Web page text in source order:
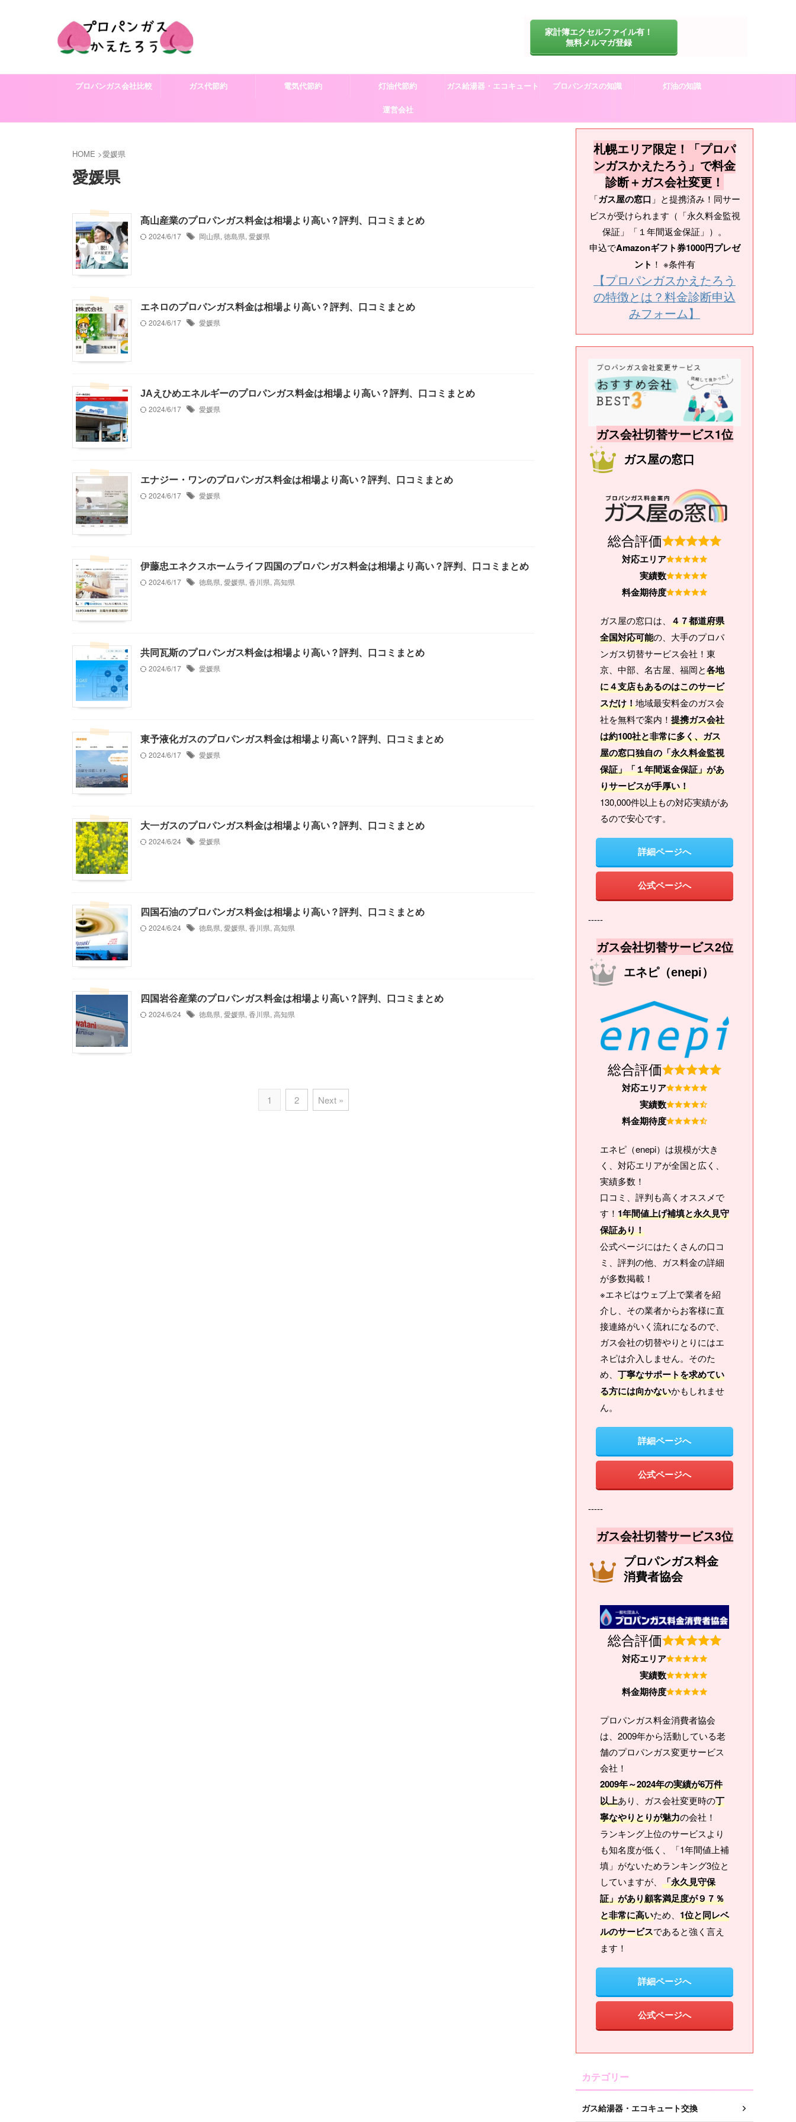
家計簿エクセルファイル有！
無料メルマガ登録
プロパンガス会社比較 ガス代節約 電気代節約 灯油代節約 ガス給湯器・エコキュート プロパンガスの知識 灯油の知識
運営会社
HOME >愛媛県
愛媛県
髙山産業のプロパンガス料金は相場より高い？評判、口コミまとめ
2024/6/17
岡山県, 徳島県, 愛媛県
エネロのプロパンガス料金は相場より高い？評判、口コミまとめ
2024/6/17
愛媛県
JAえひめエネルギーのプロパンガス料金は相場より高い？評判、口コミまとめ
2024/6/17
愛媛県
エナジー・ワンのプロパンガス料金は相場より高い？評判、口コミまとめ
2024/6/17
愛媛県
伊藤忠エネクスホームライフ四国のプロパンガス料金は相場より高い？評判、口コミまとめ
2024/6/17
徳島県, 愛媛県, 香川県, 高知県
共同瓦斯のプロパンガス料金は相場より高い？評判、口コミまとめ
2024/6/17
愛媛県
東予液化ガスのプロパンガス料金は相場より高い？評判、口コミまとめ
2024/6/17
愛媛県
大一ガスのプロパンガス料金は相場より高い？評判、口コミまとめ
2024/6/24
愛媛県
四国石油のプロパンガス料金は相場より高い？評判、口コミまとめ
2024/6/24
徳島県, 愛媛県, 香川県, 高知県
四国岩谷産業のプロパンガス料金は相場より高い？評判、口コミまとめ
2024/6/24
徳島県, 愛媛県, 香川県, 高知県
1 2 Next »
札幌エリア限定！「プロパ
ンガスかえたろう」で料金
診断＋ガス会社変更！
「ガス屋の窓口 」と提携済み！同サー
ビスが受けられます（「永久料金監視
保証」「１年間返金保証」）。
申込でAmazonギフト券1000円プレゼ
ント ！ ※条件有
【プロパンガスかえたろう
の特徴とは？料金診断申込
みフォーム】
ガス会社切替サービス1位
ガス屋の窓口
総合評価
対応エリア
実績数
料金期待度
ガス屋の窓口は、 ４７都道府県
全国対応可能の、大手のプロパ
ンガス切替サービス会社！東
京、中部、名古屋、福岡と各地
に４支店もあるのはこのサービ
スだけ！地域最安料金のガス会
社を無料で案内！ 提携ガス会社
は約100社と非常に多く、ガス
屋の窓口独自の「永久料金監視
保証」「１年間返金保証」があ
りサービスが手厚い！
130,000件以上もの対応実績があ
るので安心です。
詳細ページへ
公式ページへ
-----
ガス会社切替サービス2位
エネピ（enepi）
総合評価
対応エリア
実績数
料金期待度
エネピ（enepi）は規模が大き
く、対応エリアが全国と広く、
実績多数！
口コミ、評判も高くオススメで
す！ 1年間値上げ補填と永久見守
保証あり！
公式ページにはたくさんの口コ
ミ、評判の他、ガス料金の詳細
が多数掲載！
※エネピはウェブ上で業者を紹
介し、その業者からお客様に直
接連絡がいく流れになるので、
ガス会社の切替やりとりにはエ
ネピは介入しません。そのた
め、 丁寧なサポートを求めてい
る方には向かないかもしれませ
ん。
詳細ページへ
公式ページへ
-----
ガス会社切替サービス3位
プロパンガス料金
消費者協会
総合評価
対応エリア
実績数
料金期待度
プロパンガス料金消費者協会
は、2009年から活動している老
舗のプロパンガス変更サービス
会社！
2009年～2024年の実績が6万件
以上あり、ガス会社変更時の丁
寧なやりとりが魅力の会社！
ランキング上位のサービスより
も知名度が低く、「1年間値上補
填」がないためランキング3位と
していますが、 「永久見守保
証」があり顧客満足度が９７％
と非常に高いため、 1位と同レベ
ルのサービスであると強く言え
ます！
詳細ページへ
公式ページへ
カテゴリー
ガス給湯器・エコキュート交換